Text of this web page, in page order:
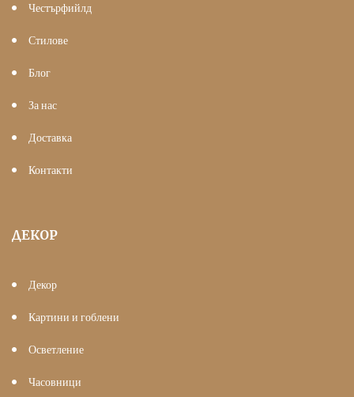
Честърфийлд
Стилове
Блог
За нас
Доставка
Контакти
ДЕКОР
Декор
Картини и гоблени
Осветление
Часовници